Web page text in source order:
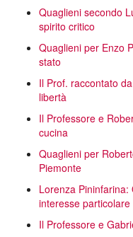
Quaglieni secondo
spirito critico
Quaglieni per Enzo
stato
Il Prof. raccontato
libertà
Il Professore e
cucina
Quaglieni per
Piemonte
Lorenza
interesse particolare
Il Professore e